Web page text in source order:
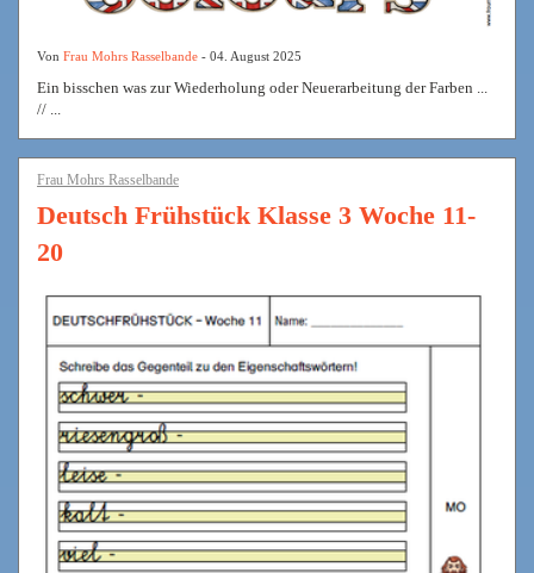
Von Frau Mohrs Rasselbande - 04. August 2025
Ein bisschen was zur Wiederholung oder Neuerarbeitung der Farben ...
// ...
Frau Mohrs Rasselbande
Deutsch Frühstück Klasse 3 Woche 11-
20